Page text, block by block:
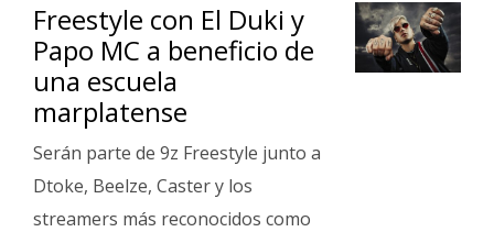
Freestyle con El Duki y
Papo MC a beneficio de
una escuela
marplatense
Serán parte de 9z Freestyle junto a
Dtoke, Beelze, Caster y los
streamers más reconocidos como